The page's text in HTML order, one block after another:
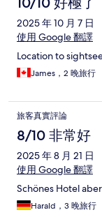
2025 年 10 月 7 日
使用 Google 翻譯
Location to
James，2 晚旅行
旅客真實評論
8/10 非常好
2025 年 8 月 21 日
使用 Google 翻譯
Schönes Hotel
Harald，3 晚旅行